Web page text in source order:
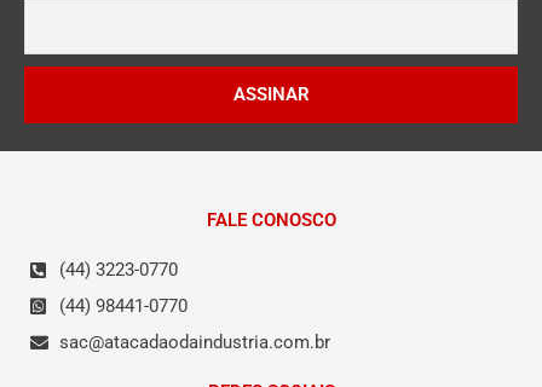
ASSINAR
FALE CONOSCO
(44) 3223-0770
(44) 98441-0770
sac@atacadaodaindustria.com.br